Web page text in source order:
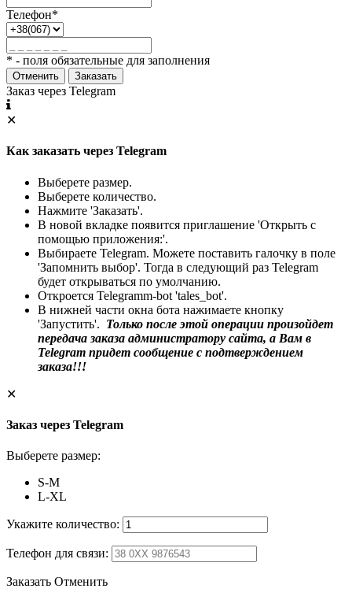
Телефон*
* - поля обязательные для заполнения
Отменить Заказать
Заказ через Telegram
✕
Как заказать через Telegram
Выберете размер.
Выберете количество.
Нажмите 'Заказать'.
В новой вкладке появится приглашение 'Открыть с
помощью приложения:'.
Выбираете Telegram. Можете поставить галочку в поле
'Запомнить выбор'. Тогда в следующий раз Telegram
будет открываться по умолчанию.
Откроется Telegramm-bot 'tales_bot'.
В нижней части окна бота нажимаете кнопку
'Запустить'. Только после этой операции произойдет
передача заказа администратору сайта, а Вам в
Telegram придет сообщение с подтверждением
заказа!!!
✕
Заказ через Telegram
Выберете размер:
S-M
L-XL
Укажите количество:
Телефон для связи:
Заказать Отменить